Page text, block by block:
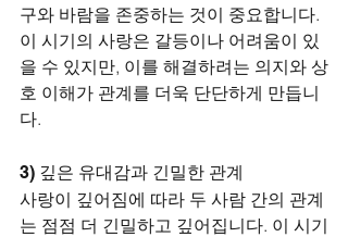
구와 바람을 존중하는 것이 중요합니다.
이 시기의 사랑은 갈등이나 어려움이 있
을 수 있지만, 이를 해결하려는 의지와 상
호 이해가 관계를 더욱 단단하게 만듭니
다.
3) 깊은 유대감과 긴밀한 관계
사랑이 깊어짐에 따라 두 사람 간의 관계
는 점점 더 긴밀하고 깊어집니다. 이 시기